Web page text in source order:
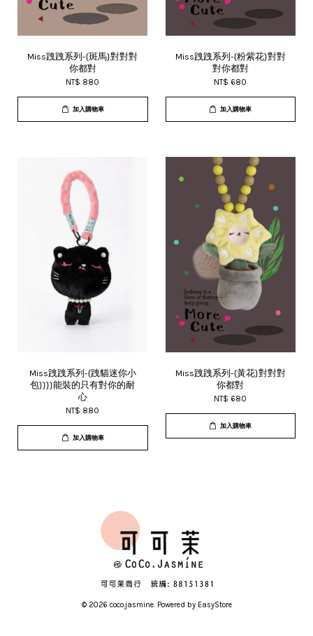
Miss跩跩系列-{斑馬}對對對
你都對
NT$ 880
加入購物車
Miss跩跩系列-{粉紫花}對對
對你都對
NT$ 680
加入購物車
Miss跩跩系列-{跩貓迷你小
包}}}}能裝的只有對你的耐
心
NT$ 880
加入購物車
Miss跩跩系列-{黃花}對對對
你都對
NT$ 680
加入購物車
© 2026 coco.jasmine. Powered by EasyStore